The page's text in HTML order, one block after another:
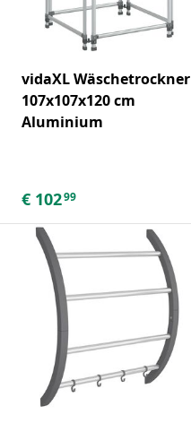
vidaXL Wäschetrockner
107x107x120 cm
Aluminium
€ 10299